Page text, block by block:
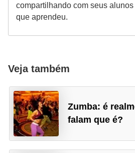
compartilhando com seus
que aprendeu.
Veja também
Zumba: é
falam que é?